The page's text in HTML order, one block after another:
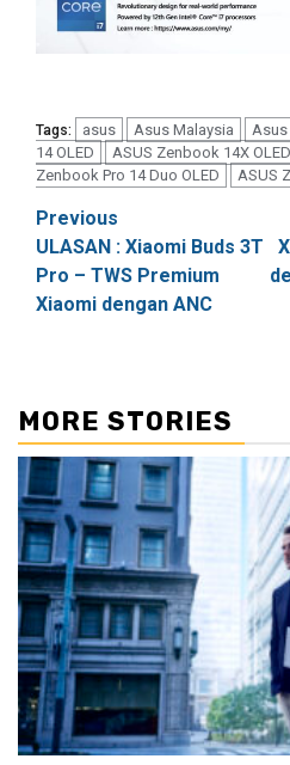
Tags: asus Asus Malaysia
14 OLED
ASUS Zenbook 14X
Zenbook Pro 14 Duo OLED
ASUS
Post
navigation
Previous
ULASAN : Xiaomi Buds 3T
Pro – TWS Premium
Xiaomi dengan ANC
MORE STORIES